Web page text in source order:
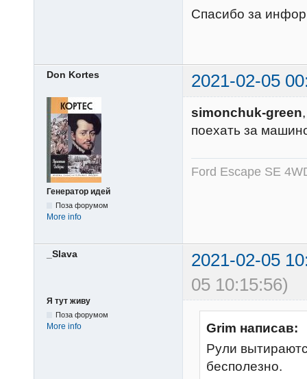
Спасибо за
Don Kortes 2021-02-05
Генератор идей
Поза форумом
More info
simonchuk-green
поехать за
Ford Escape SE
_Slava
2021-02-05
05 10:15:56)
Я тут живу
Поза форумом
More info
Grim написав:
Рули
бесполезно.